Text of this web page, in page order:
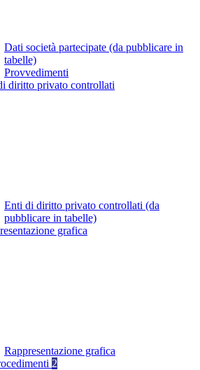
Dati società partecipate (da pubblicare in
tabelle)
Provvedimenti
diritto privato controllati
Enti di diritto privato controllati (da
pubblicare in tabelle)
grafica
Rappresentazione grafica
2